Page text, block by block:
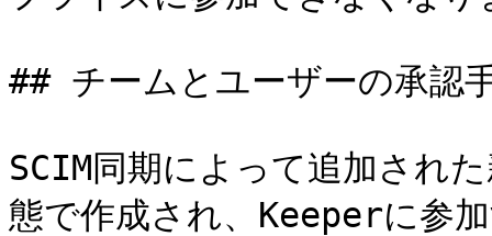
## チームとユーザーの承認
SCIM同期によって追加され
態で作成され、Keeperに参